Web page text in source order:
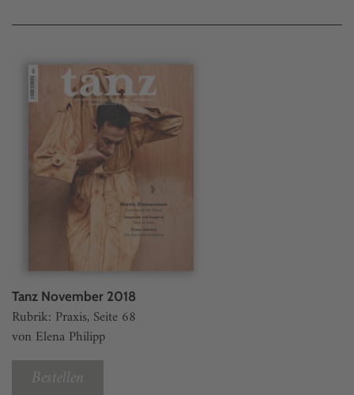
Tanz November 2018
Rubrik: Praxis, Seite 68
von Elena Philipp
Bestellen